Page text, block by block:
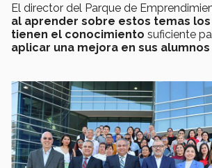
El director del Parque de
al aprender sobre estos temas
tienen el conocimiento suficiente
aplicar una mejora en sus alumnos